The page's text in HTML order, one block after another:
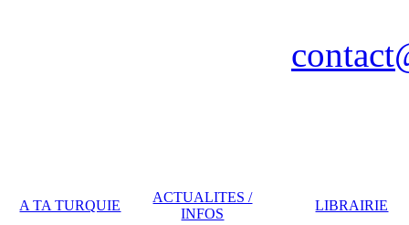
A TA TURQUIE
ACTUALITES /
INFOS
LIBRAIRIE